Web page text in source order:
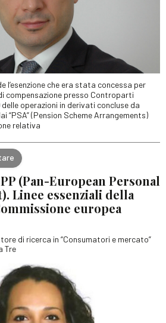
l’esenzione che era stata concessa per
compensazione presso Controparti
operazioni in derivati concluse da
“PSA” (Pension Scheme Arrangements)
relativa
(Pan-European Personal
Linee essenziali della
europea
di ricerca in “Consumatori e mercato”
Tre